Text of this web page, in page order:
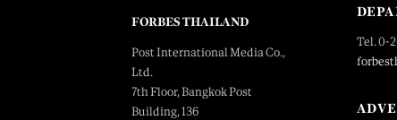
FORBES THAILAND
Post International Media Co.,
Ltd.
7th Floor, Bangkok Post
Building, 136
Tel. 0-